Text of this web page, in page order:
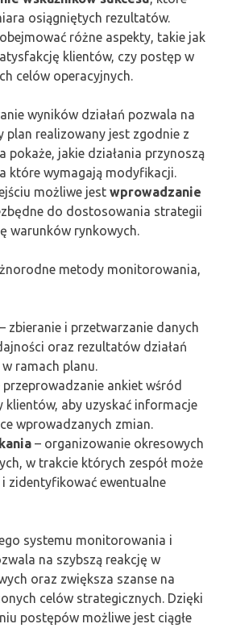
osiągniętych rezultatów.
różne aspekty, takie jak
klientów, czy postęp w
celów operacyjnych.
wyników działań pozwala na
plan realizowany jest zgodnie z
pokaże, jakie działania przynoszą
które wymagają modyfikacji.
możliwe jest wprowadzanie
do dostosowania strategii
warunków rynkowych.
metody monitorowania,
– zbieranie i przetwarzanie danych
oraz rezultatów działań
ramach planu.
przeprowadzanie ankiet wśród
klientów, aby uzyskać informacje
wprowadzanych zmian.
– organizowanie okresowych
w trakcie których zespół może
zidentyfikować ewentualne
systemu monitorowania i
na szybszą reakcję w
oraz zwiększa szanse na
celów strategicznych. Dzięki
postępów możliwe jest ciągłe